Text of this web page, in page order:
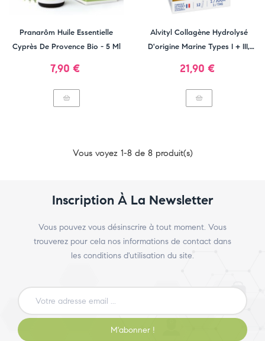
Pranarôm Huile Essentielle
Cyprès De Provence Bio - 5 Ml
Prix
7,90 €
Alvityl Collagène Hydrolysé
D'origine Marine Types I + III,
Prix
21,90 €
Vous voyez 1-8 de 8 produit(s)
Inscription À La Newsletter
Vous pouvez vous désinscrire à tout moment. Vous
trouverez pour cela nos informations de contact dans
les conditions d'utilisation du site.
M'abonner !